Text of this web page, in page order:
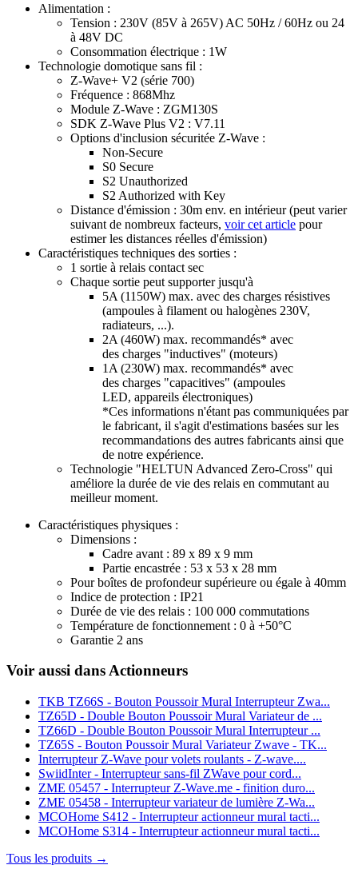
Alimentation :
Tension : 230V (85V à 265V) AC 50Hz / 60Hz ou 24
à 48V DC
Consommation électrique : 1W
Technologie domotique sans fil :
Z-Wave+ V2 (série 700)
Fréquence : 868Mhz
Module Z-Wave : ZGM130S
SDK Z-Wave Plus V2 : V7.11
Options d'inclusion sécuritée Z-Wave :
Non-Secure
S0 Secure
S2 Unauthorized
S2 Authorized with Key
Distance d'émission : 30m env. en intérieur (peut varier
suivant de nombreux facteurs, voir cet article pour
estimer les distances réelles d'émission)
Caractéristiques techniques des sorties :
1 sortie à relais contact sec
Chaque sortie peut supporter jusqu'à
5A (1150W) max. avec des charges résistives
(ampoules à filament ou halogènes 230V,
radiateurs, ...).
2A (460W) max. recommandés* avec
des charges "inductives" (moteurs)
1A (230W) max. recommandés* avec
des charges "capacitives" (ampoules
LED, appareils électroniques)
*Ces informations n'étant pas communiquées par
le fabricant, il s'agit d'estimations basées sur les
recommandations des autres fabricants ainsi que
de notre expérience.
Technologie "HELTUN Advanced Zero-Cross" qui
améliore la durée de vie des relais en commutant au
meilleur moment.
Caractéristiques physiques :
Dimensions :
Cadre avant : 89 x 89 x 9 mm
Partie encastrée : 53 x 53 x 28 mm
Pour boîtes de profondeur supérieure ou égale à 40mm
Indice de protection : IP21
Durée de vie des relais : 100 000 commutations
Température de fonctionnement : 0 à +50°C
Garantie 2 ans
Voir aussi dans Actionneurs
TKB TZ66S - Bouton Poussoir Mural Interrupteur Zwa...
TZ65D - Double Bouton Poussoir Mural Variateur de ...
TZ66D - Double Bouton Poussoir Mural Interrupteur ...
TZ65S - Bouton Poussoir Mural Variateur Zwave - TK...
Interrupteur Z-Wave pour volets roulants - Z-wave....
SwiidInter - Interrupteur sans-fil ZWave pour cord...
ZME 05457 - Interrupteur Z-Wave.me - finition duro...
ZME 05458 - Interrupteur variateur de lumière Z-Wa...
MCOHome S412 - Interrupteur actionneur mural tacti...
MCOHome S314 - Interrupteur actionneur mural tacti...
Tous les produits →